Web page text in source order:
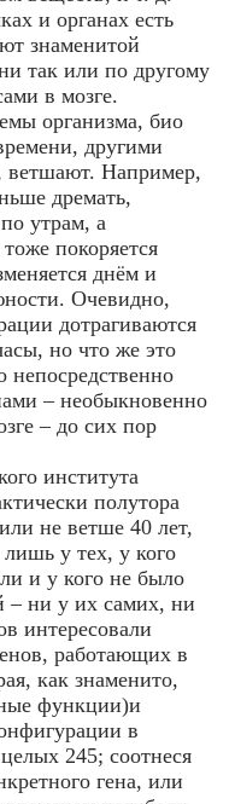
и органах есть
знаменитой
так или по другому
в мозге.
организма, био
другими
ветшают. Например,
дремать,
утрам, а
покоряется
днём и
Очевидно,
дотрагиваются
но что же это
непосредственно
– необыкновенно
– до сих пор
института
полутора
не ветше 40 лет,
у тех, у кого
и у кого не было
– ни у их самих, ни
интересовали
работающих в
как знаменито,
функции)и
в
245; соотнеся
гена, или